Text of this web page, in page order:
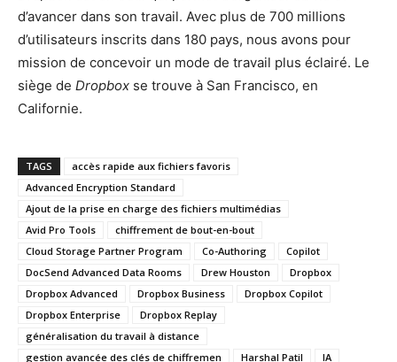
d’avancer dans son travail. Avec plus de 700 millions
d’utilisateurs inscrits dans 180 pays, nous avons pour
mission de concevoir un mode de travail plus éclairé. Le
siège de Dropbox se trouve à San Francisco, en
Californie.
TAGS
accès rapide aux fichiers favoris
Advanced Encryption Standard
Ajout de la prise en charge des fichiers multimédias
Avid Pro Tools
chiffrement de bout-en-bout
Cloud Storage Partner Program
Co-Authoring
Copilot
DocSend Advanced Data Rooms
Drew Houston
Dropbox
Dropbox Advanced
Dropbox Business
Dropbox Copilot
Dropbox Enterprise
Dropbox Replay
généralisation du travail à distance
gestion avancée des clés de chiffremen
Harshal Patil IA